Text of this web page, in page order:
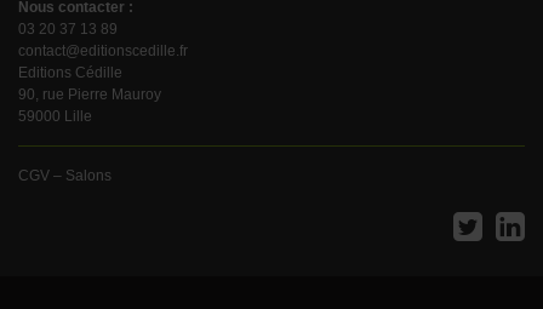
Nous contacter :
03 20 37 13 89
contact@editionscedille.fr
Editions Cédille
90, rue Pierre Mauroy
59000 Lille
CGV – Salons